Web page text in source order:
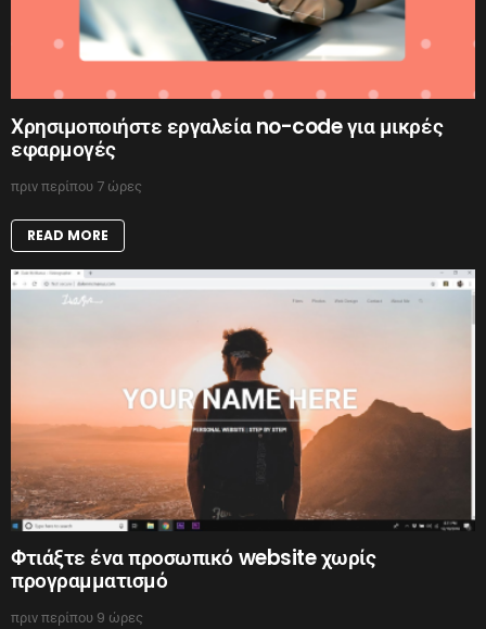
Χρησιμοποιήστε εργαλεία no-code για μικρές
εφαρμογές
πριν περίπου 7 ώρες
READ MORE
Φτιάξτε ένα προσωπικό website χωρίς
προγραμματισμό
πριν περίπου 9 ώρες